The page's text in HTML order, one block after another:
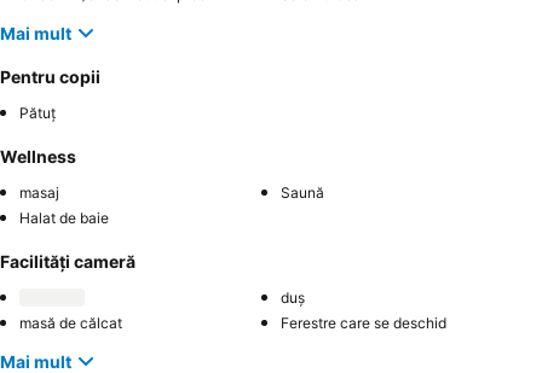
Mai mult
Pentru copii
Pătuț
Wellness
masaj
Saună
Halat de baie
Facilități cameră
duș
masă de călcat
Ferestre care se deschid
Mai mult